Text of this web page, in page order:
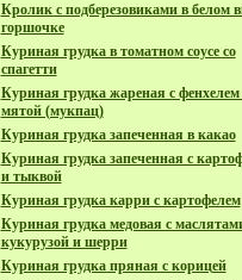
Кролик с подберезовиками в белом
горшочке
Куриная грудка в томатном соусе со
спагетти
Куриная грудка жареная с фенхелем
мятой (мукпац)
Куриная грудка запеченная в какао
Куриная грудка запеченная с
и тыквой
Куриная грудка карри с картофелем
Куриная грудка медовая с
кукурузой и шерри
Куриная грудка пряная с корицей